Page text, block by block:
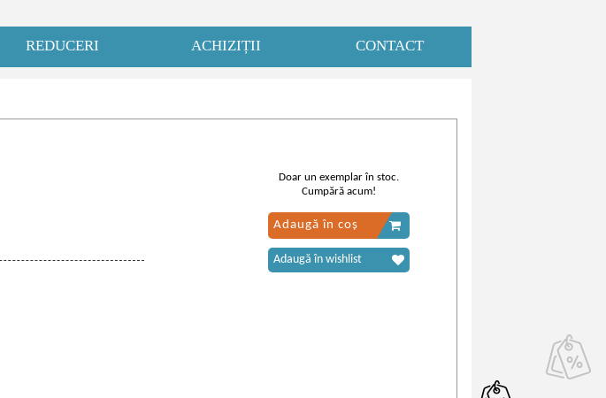
REDUCERI ACHIZIȚII CONTACT
Doar un exemplar în stoc.
Cumpără acum!
Adaugă în coș
Adaugă în wishlist